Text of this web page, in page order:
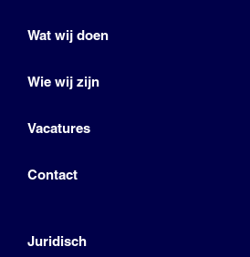
Wat wij doen
Wie wij zijn
Vacatures
Contact
Juridisch